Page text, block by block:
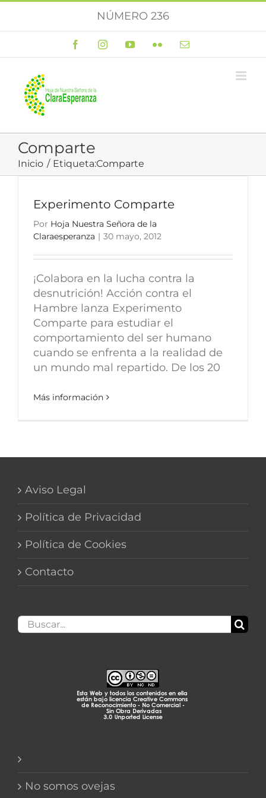
NÚMERO 236
FacebookInstagramYouTubeFlickr Correo
Comparte
Inicio Etiqueta:Comparte
Experimento Comparte
Por Hoja Nuestra Señora de la
Claraesperanza | 30 mayo, 2012
¡Colabora en la lucha contra la
desnutrición! Acción contra el
Hambre lanza Experimento
Comparte para estudiar el
comportamiento del ser humano
cuando se enfrenta a la realidad de
un mundo mal repartido. De los 20
Más información
Aviso Legal
Política de Privacidad
Política de Cookies
Contacto
Buscar:
No somos ovejas